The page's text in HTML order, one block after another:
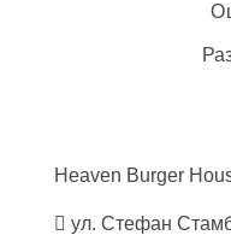
Heaven Burger
ул. Стефан